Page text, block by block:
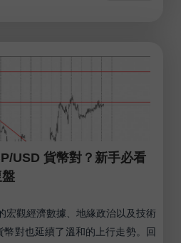
USD 貨幣對？新手必看
宏觀經濟數據、地緣政治以及技術
對也延續了溫和的上行走勢。回